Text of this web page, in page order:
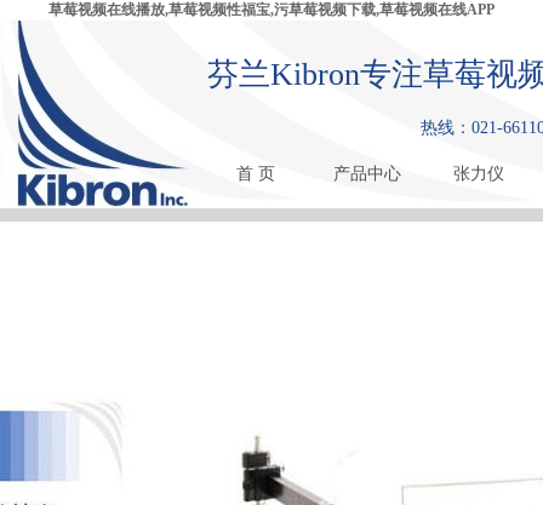
草莓视频在线播放,草莓视频性福宝,污草莓视频下载,草莓视频在线APP
芬兰Kibron专注草莓视频
热线：021-
首 页 产品中心 张力仪